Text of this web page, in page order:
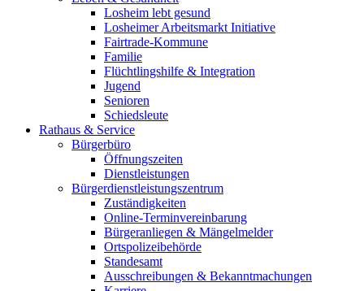
Losheim lebt gesund
Losheimer Arbeitsmarkt Initiative
Fairtrade-Kommune
Familie
Flüchtlingshilfe & Integration
Jugend
Senioren
Schiedsleute
Rathaus & Service
Bürgerbüro
Öffnungszeiten
Dienstleistungen
Bürgerdienstleistungszentrum
Zuständigkeiten
Online-Terminvereinbarung
Bürgeranliegen & Mängelmelder
Ortspolizeibehörde
Standesamt
Ausschreibungen & Bekanntmachungen